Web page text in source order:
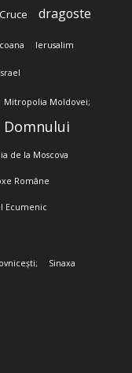
Cruce dragoste
Ierusalim
Israel
Mitropolia Moldovei;
Domnului
de la Moscova
Române
Ecumenic
Sinaxa